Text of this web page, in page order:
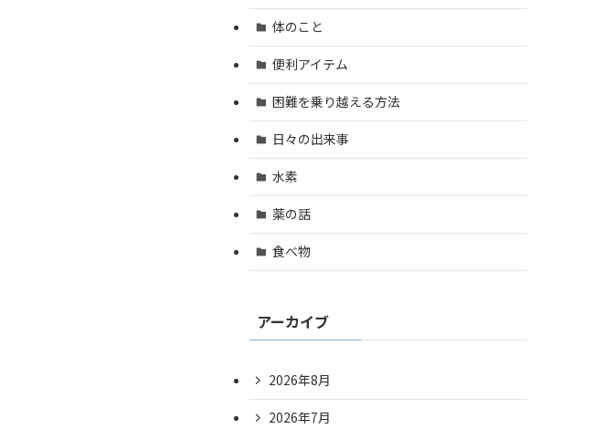
体のこと
便利アイテム
困難を乗り越える方法
日々の出来事
水素
薬の話
食べ物
アーカイブ
2026年8月
2026年7月